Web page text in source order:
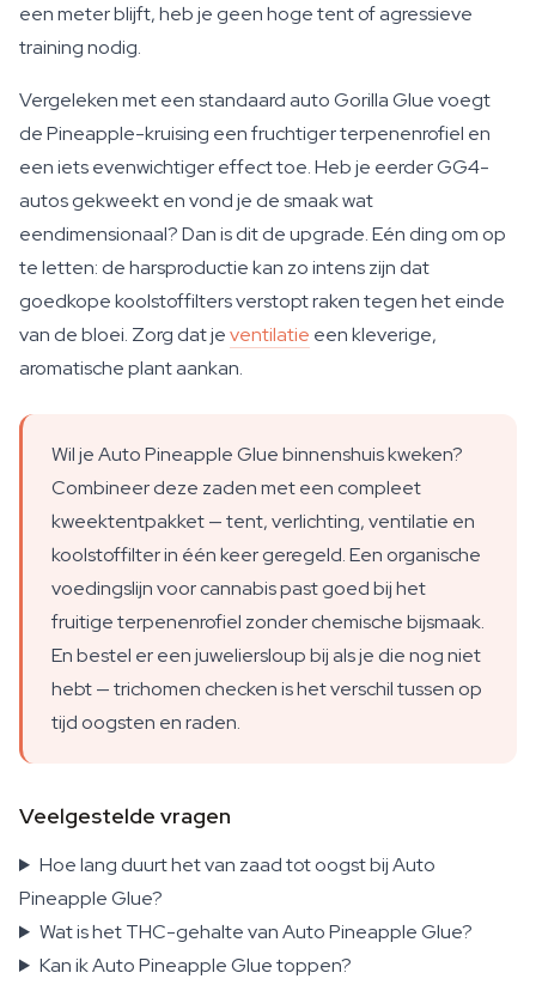
een meter blijft, heb je geen hoge tent of agressieve
training nodig.
Vergeleken met een standaard auto Gorilla Glue voegt
de Pineapple-kruising een fruchtiger terpenenrofiel en
een iets evenwichtiger effect toe. Heb je eerder GG4-
autos gekweekt en vond je de smaak wat
eendimensionaal? Dan is dit de upgrade. Eén ding om op
te letten: de harsproductie kan zo intens zijn dat
goedkope koolstoffilters verstopt raken tegen het einde
van de bloei. Zorg dat jeventilatie een kleverige,
aromatische plant aankan.
Wil je Auto Pineapple Glue binnenshuis kweken?
Combineer deze zaden met een compleet
kweektentpakket — tent, verlichting, ventilatie en
koolstoffilter in één keer geregeld. Een organische
voedingslijn voor cannabis past goed bij het
fruitige terpenenrofiel zonder chemische bijsmaak.
En bestel er een juweliersloup bij als je die nog niet
hebt — trichomen checken is het verschil tussen op
tijd oogsten en raden.
Veelgestelde vragen
Hoe lang duurt het van zaad tot oogst bij Auto
Pineapple Glue?
Wat is het THC-gehalte van Auto Pineapple Glue?
Kan ik Auto Pineapple Glue toppen?